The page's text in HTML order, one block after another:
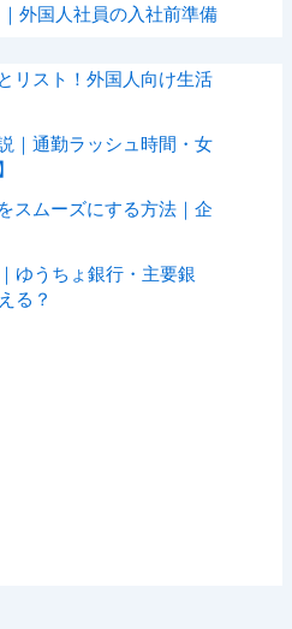
外国人社員の入社前準備
リスト！外国人向け生活
｜通勤ラッシュ時間・女
スムーズにする方法｜企
ゆうちょ銀行・主要銀
る？